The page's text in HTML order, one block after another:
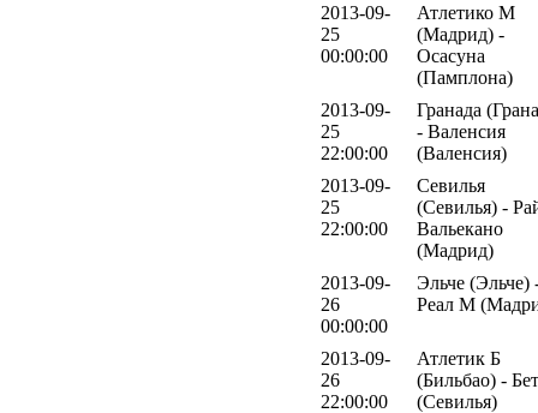
2013-09-
25
00:00:00
Атлетико М
(Мадрид) -
Осасуна
(Памплона)
2013-09-
25
22:00:00
Гранада
- Валенсия
(Валенсия)
2013-09-
25
22:00:00
Севилья
(Севилья) -
Вальекано
(Мадрид)
2013-09-
26
00:00:00
Эльче (Эльче)
Реал М
2013-09-
26
22:00:00
Атлетик Б
(Бильбао) -
(Севилья)